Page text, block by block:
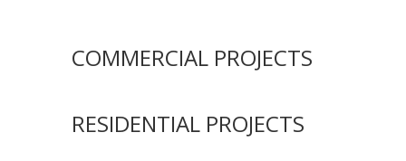
COMMERCIAL PROJECTS
RESIDENTIAL PROJECTS